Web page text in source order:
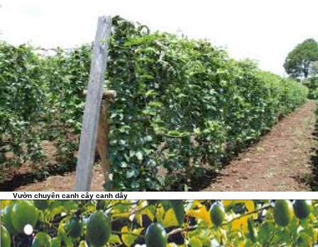
Vườn chuyên canh cây canh dây